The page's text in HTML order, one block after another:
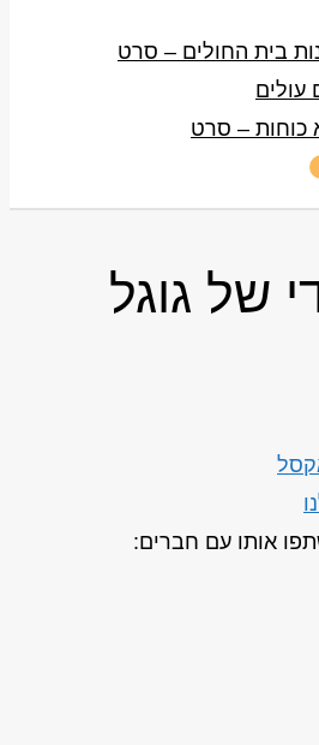
בית החולים – סרט
עולים
כוחות – סרט
של גוגל
אותו עם חברים: